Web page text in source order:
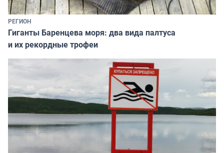
РЕГИОН
Гиганты Баренцева моря: два вида палтуса
и их рекордные трофеи